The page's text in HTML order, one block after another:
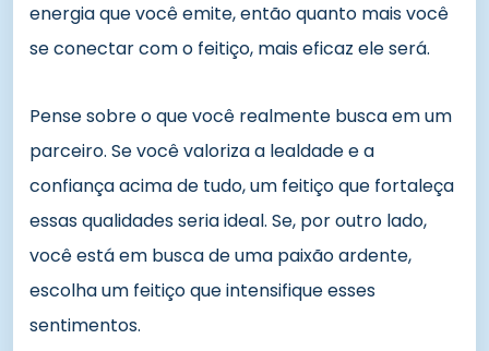
energia que você emite, então quanto mais você
se conectar com o feitiço, mais eficaz ele será.
Pense sobre o que você realmente busca em um
parceiro. Se você valoriza a lealdade e a
confiança acima de tudo, um feitiço que fortaleça
essas qualidades seria ideal. Se, por outro lado,
você está em busca de uma paixão ardente,
escolha um feitiço que intensifique esses
sentimentos.